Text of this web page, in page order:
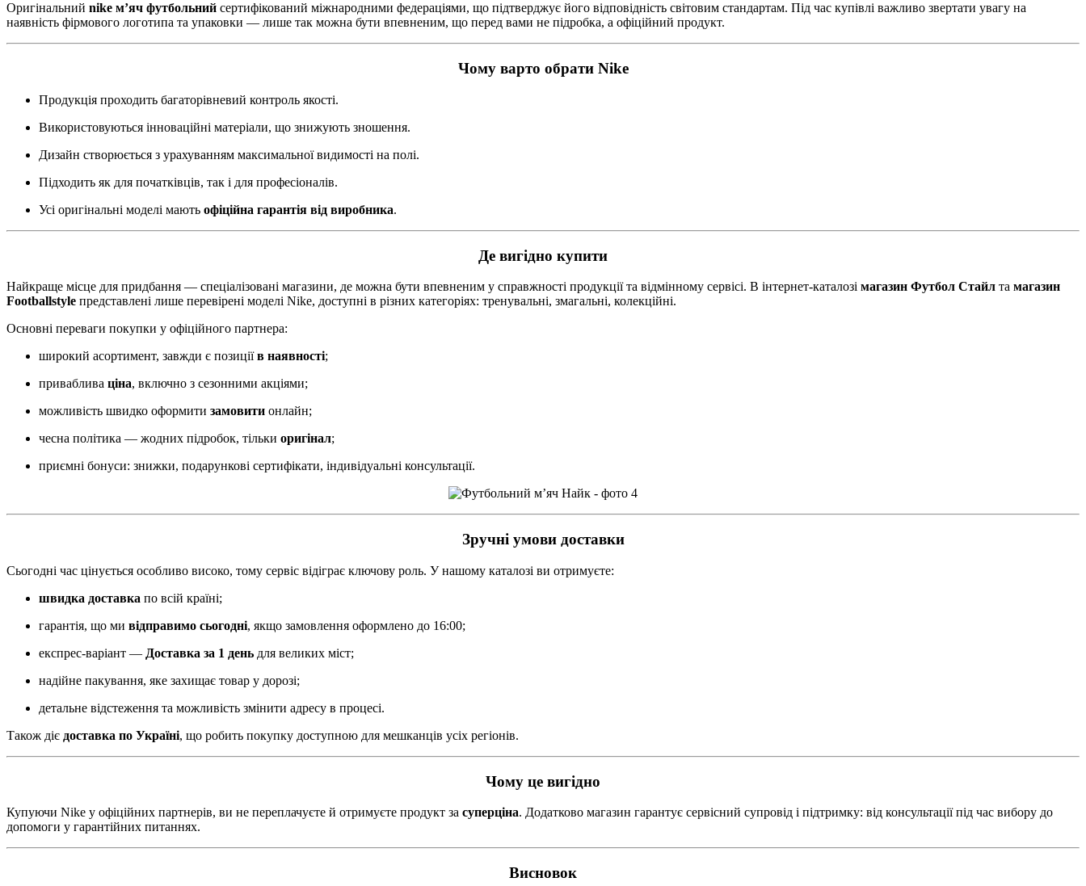
Оригінальний nike м’яч футбольний сертифікований міжнародними федераціями, що підтверджує його відповідність світовим стандартам. Під час купівлі важливо звертати увагу на
наявність фірмового логотипа та упаковки — лише так можна бути впевненим, що перед вами не підробка, а офіційний продукт.
Чому варто обрати Nike
Продукція проходить багаторівневий контроль якості.
Використовуються інноваційні матеріали, що знижують зношення.
Дизайн створюється з урахуванням максимальної видимості на полі.
Підходить як для початківців, так і для професіоналів.
Усі оригінальні моделі мають офіційна гарантія від виробника.
Де вигідно купити
Найкраще місце для придбання — спеціалізовані магазини, де можна бути впевненим у справжності продукції та відмінному сервісі. В інтернет-каталозі магазин Футбол Стайл та магазин
Footballstyle представлені лише перевірені моделі Nike, доступні в різних категоріях: тренувальні, змагальні, колекційні.
Основні переваги покупки у офіційного партнера:
широкий асортимент, завжди є позиціїв наявності;
приваблива ціна, включно з сезонними акціями;
можливість швидко оформити замовити онлайн;
чесна політика — жодних підробок, тільки оригінал;
приємні бонуси: знижки, подарункові сертифікати, індивідуальні консультації.
Зручні умови доставки
Сьогодні час цінується особливо високо, тому сервіс відіграє ключову роль. У нашому каталозі ви отримуєте:
швидка доставка по всій країні;
гарантія, що ми відправимо сьогодні, якщо замовлення оформлено до 16:00;
експрес-варіант — Доставка за 1 день для великих міст;
надійне пакування, яке захищає товар у дорозі;
детальне відстеження та можливість змінити адресу в процесі.
Також діє доставка по Україні, що робить покупку доступною для мешканців усіх регіонів.
Чому це вигідно
Купуючи Nike у офіційних партнерів, ви не переплачуєте й отримуєте продукт за суперціна. Додатково магазин гарантує сервісний супровід і підтримку: від консультації під час вибору до
допомоги у гарантійних питаннях.
Висновок